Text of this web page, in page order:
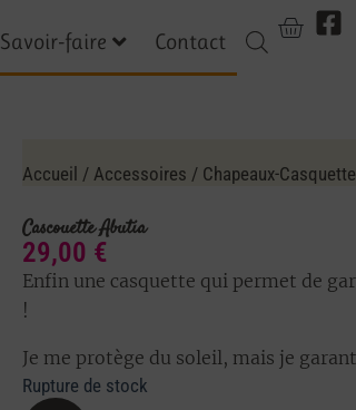
Savoir-faire Contact
Accueil /Accessoires / Chapeaux-
Cascouette Abutia
29,00 €
Enfin une casquette qui permet de
!
Je me protège du soleil, mais je
Rupture de stock